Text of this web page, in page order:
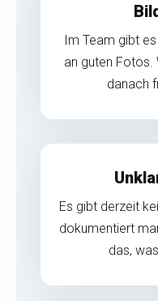
Im Team gibt
an guten Fotos.
danach
Es gibt derzeit
dokumentiert
das,